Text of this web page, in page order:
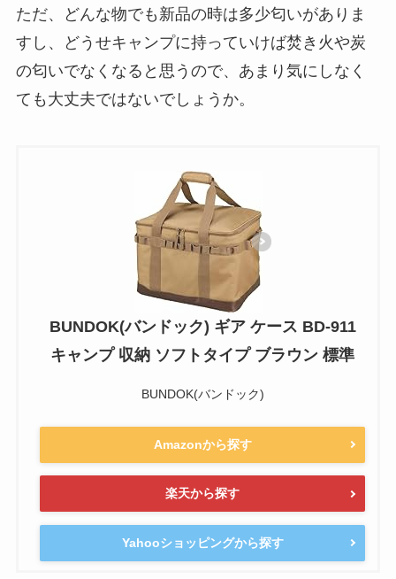
ただ、どんな物でも新品の時は多少匂いがありま
すし、どうせキャンプに持っていけば焚き火や炭
の匂いでなくなると思うので、あまり気にしなく
ても大丈夫ではないでしょうか。
BUNDOK(バンドック) ギア ケース BD-911
キャンプ 収納 ソフトタイプ ブラウン 標準
BUNDOK(バンドック)
Amazonから探す
楽天から探す
Yahooショッピングから探す